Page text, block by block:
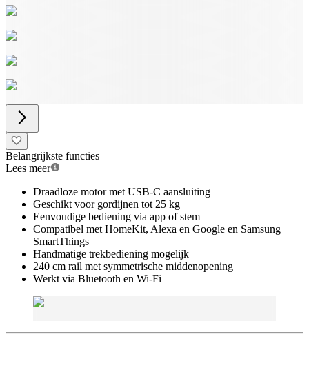
Belangrijkste functies
Lees meer
Draadloze motor met USB-C aansluiting
Geschikt voor gordijnen tot 25 kg
Eenvoudige bediening via app of stem
Compatibel met HomeKit, Alexa en Google en Samsung
SmartThings
Handmatige trekbediening mogelijk
240 cm rail met symmetrische middenopening
Werkt via Bluetooth en Wi-Fi